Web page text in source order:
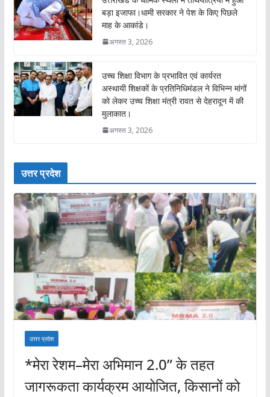
बड़ा इजाफा।धामी सरकार ने पेश के किए पिछले
माह के आकांडे।
अगस्त 3, 2026
उच्च शिक्षा विभाग के प्रभावित एवं कार्यरत
अस्थायी शिक्षकों के प्रतिनिधिमंडल ने विभिन्न मांगों
को लेकर उच्च शिक्षा मंत्री रावत से देहरादून में की
मुलाकात।
अगस्त 3, 2026
उत्तर प्रदेश
उत्तर प्रदेश
*मेरा रेशम–मेरा अभिमान 2.0” के तहत
जागरूकता कार्यक्रम आयोजित, किसानों को